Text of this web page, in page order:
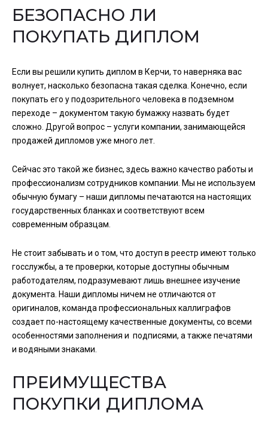
БЕЗОПАСНО ЛИ
ПОКУПАТЬ ДИПЛОМ
Если вы решили купить диплом в Керчи, то наверняка вас
волнует, насколько безопасна такая сделка. Конечно, если
покупать его у подозрительного человека в подземном
переходе – документом такую бумажку назвать будет
сложно. Другой вопрос – услуги компании, занимающейся
продажей дипломов уже много лет.
Сейчас это такой же бизнес, здесь важно качество работы и
профессионализм сотрудников компании. Мы не используем
обычную бумагу – наши дипломы печатаются на настоящих
государственных бланках и соответствуют всем
современным образцам.
Не стоит забывать и о том, что доступ в реестр имеют только
госслужбы, а те проверки, которые доступны обычным
работодателям, подразумевают лишь внешнее изучение
документа. Наши дипломы ничем не отличаются от
оригиналов, команда профессиональных каллиграфов
создает по-настоящему качественные документы, со всеми
особенностями заполнения и подписями, а также печатями
и водяными знаками.
ПРЕИМУЩЕСТВА
ПОКУПКИ ДИПЛОМА